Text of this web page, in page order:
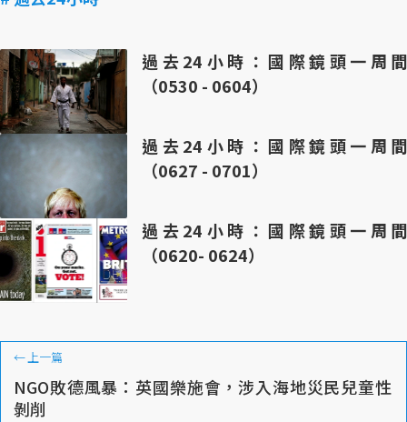
過去24小時：國際鏡頭一周間
（0530 - 0604）
過去24小時：國際鏡頭一周間
（0627 - 0701）
過去24小時：國際鏡頭一周間
（0620- 0624）
←上一篇
NGO敗德風暴：英國樂施會，涉入海地災民兒童性
剝削